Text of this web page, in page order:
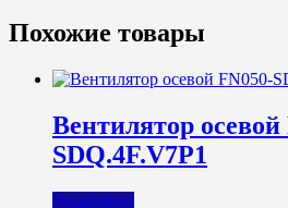
Похожие товары
Вентилятор осевой
SDQ.4F.V7P1
Подробнее